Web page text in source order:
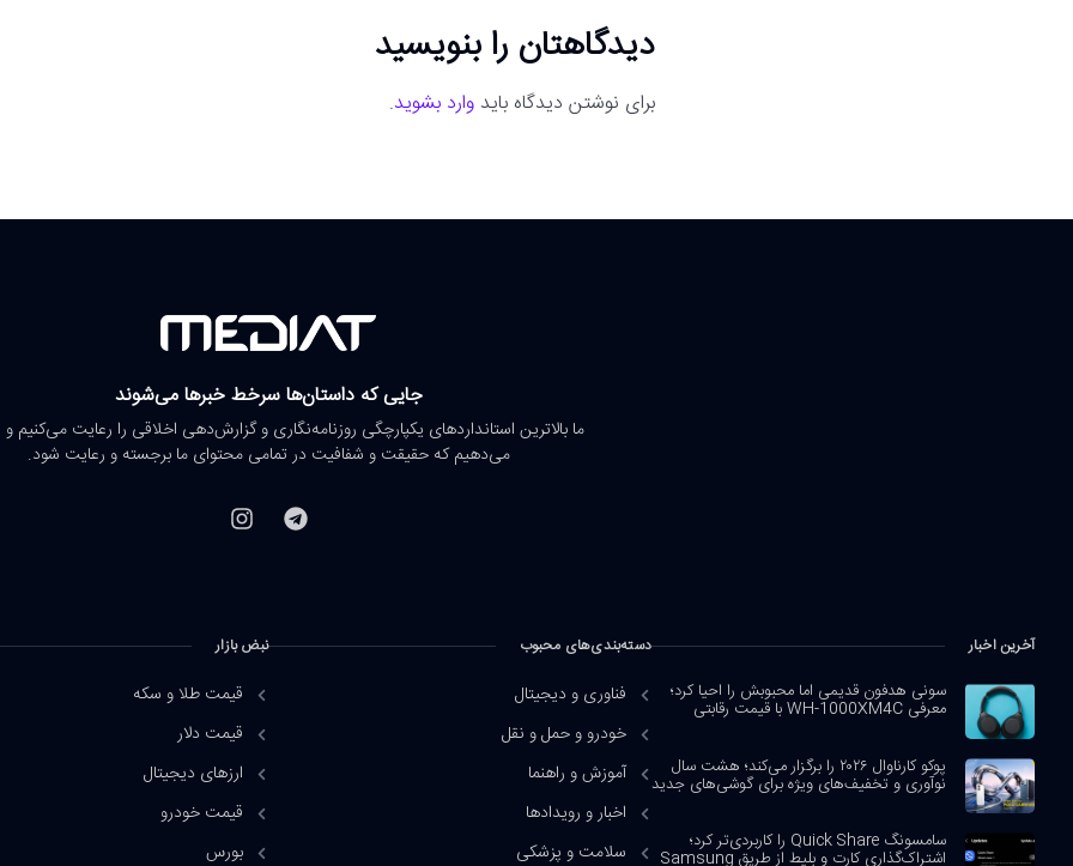
دیدگاهتان را بنویسید
برای نوشتن دیدگاه بایدوارد بشوید.
جایی که داستان‌ها سرخط خبرها می‌شوند
ما بالاترین استانداردهای یکپارچگی روزنامه‌نگاری و گزارش‌دهی اخلاقی را رعایت می‌کنیم و
می‌دهیم که حقیقت و شفافیت در تمامی محتوای ما برجسته و رعایت شود.
آخرین اخبار
سونی هدفون قدیمی اما محبوبش را احیا کرد؛
معرفی WH-1000XM4C با قیمت رقابتی
پوکو کارناوال ۲۰۲۶ را برگزار می‌کند؛ هشت سال
نوآوری و تخفیف‌های ویژه برای گوشی‌های جدید
سامسونگ Quick Share را کاربردی‌تر کرد؛
اشتراک‌گذاری کارت و بلیط از طریق Samsung
دسته‌بندی‌های محبوب
فناوری و دیجیتال
خودرو و حمل و نقل
آموزش و راهنما
اخبار و رویدادها
سلامت و پزشکی
نبض بازار
قیمت طلا و سکه
قیمت دلار
ارزهای دیجیتال
قیمت خودرو
بورس